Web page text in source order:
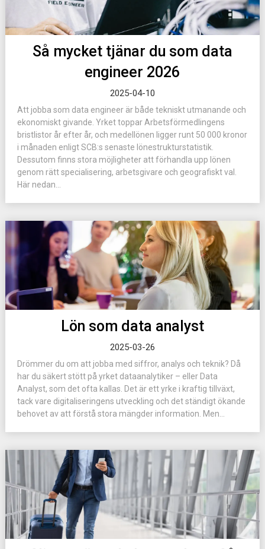
Så mycket tjänar du som data
engineer 2026
2025-04-10
Att jobba som data engineer är både tekniskt utmanande och
ekonomiskt givande. Yrket toppar Arbetsförmedlingens
bristlistor år efter år, och medellönen ligger runt 50 000 kronor
i månaden enligt SCB:s senaste lönestrukturstatistik.
Dessutom finns stora möjligheter att förhandla upp lönen
genom rätt specialisering, arbetsgivare och geografiskt val.
Här nedan...
Lön som data analyst
2025-03-26
Drömmer du om att jobba med siffror, analys och teknik? Då
har du säkert stött på yrket dataanalytiker – eller Data
Analyst, som det ofta kallas. Det är ett yrke i kraftig tillväxt,
tack vare digitaliseringens utveckling och det ständigt ökande
behovet av att förstå stora mängder information. Men...